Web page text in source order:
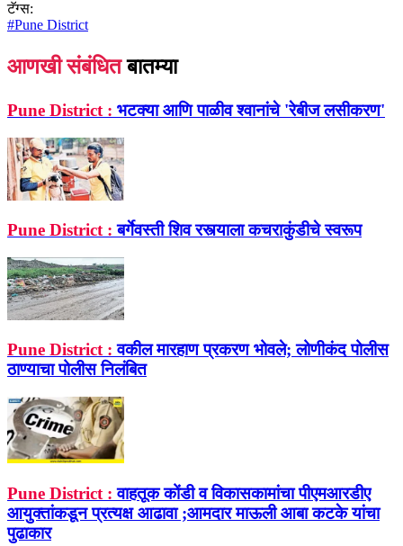
टॅग्स:
#Pune District
आणखी संबंधित बातम्या
Pune District : भटक्या आणि पाळीव श्‍वानांचे 'रेबीज लसीकरण'
Pune District : बर्गेवस्ती शिव रस्त्याला कचराकुंडीचे स्वरूप
Pune District : वकील मारहाण प्रकरण भोवले; लोणीकंद पोलीस
ठाण्याचा पोलीस निलंबित
Pune District : वाहतूक कोंडी व विकासकामांचा पीएमआरडीए
आयुक्तांकडून प्रत्यक्ष आढावा ;आमदार माऊली आबा कटके यांचा
पुढाकार